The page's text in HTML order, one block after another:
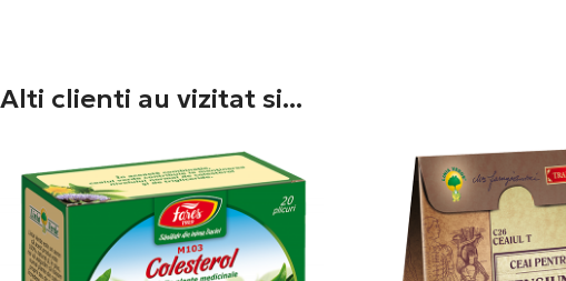
Alti clienti au vizitat si...